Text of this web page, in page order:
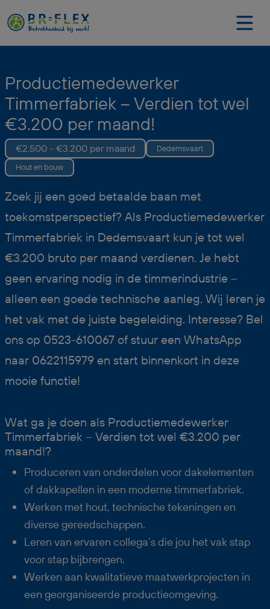
Productiemedewerker
Timmerfabriek – Verdien tot wel
€3.200 per maand!
€2.500 - €3.200 per maand
Dedemsvaart
Hout en bouw
Zoek jij een goed betaalde baan met
toekomstperspectief? Als Productiemedewerker
Timmerfabriek in Dedemsvaart kun je tot wel
€3.200 bruto per maand verdienen. Je hebt
geen ervaring nodig in de timmerindustrie –
alleen een goede technische aanleg. Wij leren je
het vak met de juiste begeleiding. Interesse? Bel
ons op 0523-610067 of stuur een WhatsApp
naar 0622115979 en start binnenkort in deze
mooie functie!
Wat ga je doen als Productiemedewerker
Timmerfabriek – Verdien tot wel €3.200 per
maand!?
Produceren van onderdelen voor dakelementen
of dakkapellen in een moderne timmerfabriek.
Werken met hout, technische tekeningen en
diverse gereedschappen.
Leren van ervaren collega’s die jou het vak stap
voor stap bijbrengen.
Werken aan kwalitatieve maatwerkprojecten in
een georganiseerde productieomgeving.